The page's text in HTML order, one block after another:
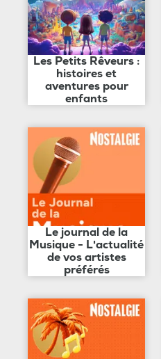
Les Petits Rêveurs :
histoires et
aventures pour
enfants
Le journal de la
Musique - L'actualité
de vos artistes
préférés